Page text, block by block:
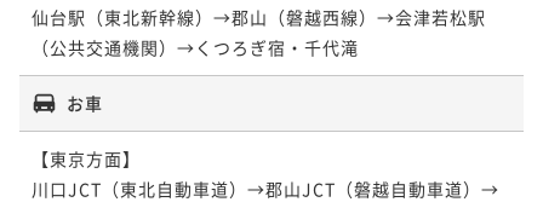
仙台駅（東北新幹線）→郡山（磐越西線）→会津若松駅
（公共交通機関）→くつろぎ宿・千代滝
お車
【東京方面】
川口JCT（東北自動車道）→郡山JCT（磐越自動車道）→